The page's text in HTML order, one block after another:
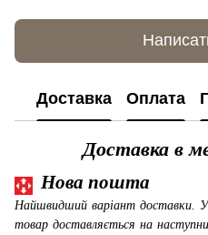
Доставка Оплата
Доставка в
Нова пошта
Найшвидший варіант доставки.
товар доставляється на